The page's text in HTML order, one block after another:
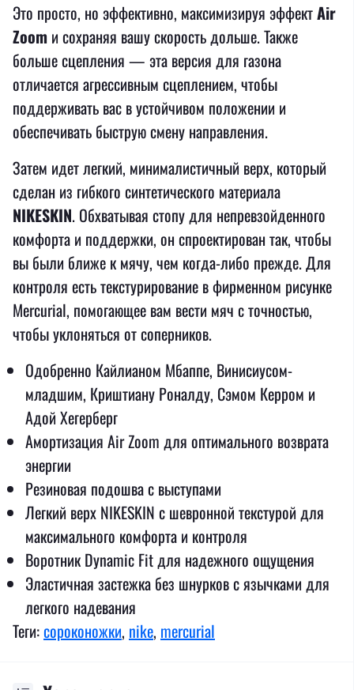
Это просто, но эффективно, максимизируя эффектAir
Zoom и сохраняя вашу скорость дольше. Также
больше сцепления — эта версия для газона
отличается агрессивным сцеплением, чтобы
поддерживать вас в устойчивом положении и
обеспечивать быструю смену направления.
Затем идет легкий, минималистичный верх, который
сделан из гибкого синтетического материала
NIKESKIN. Обхватывая стопу для непревзойденного
комфорта и поддержки, он спроектирован так, чтобы
вы были ближе к мячу, чем когда-либо прежде. Для
контроля есть текстурирование в фирменном рисунке
Mercurial, помогающее вам вести мяч с точностью,
чтобы уклоняться от соперников.
Одобренно Кайлианом Мбаппе, Винисиусом-
младшим, Криштиану Роналду, Сэмом Керром и
Адой Хегерберг
Амортизация Air Zoom для оптимального возврата
энергии
Резиновая подошва с выступами
Легкий верх NIKESKIN с шевронной текстурой для
максимального комфорта и контроля
Воротник Dynamic Fit для надежного ощущения
Эластичная застежка без шнурков с язычками для
легкого надевания
Теги:сороконожки, nike, mercurial